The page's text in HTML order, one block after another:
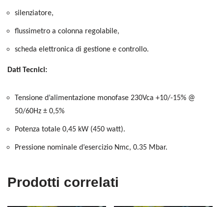
silenziatore,
flussimetro a colonna regolabile,
scheda elettronica di gestione e controllo.
Dati Tecnici:
Tensione d’alimentazione monofase 230Vca +10/-15% @
50/60Hz ± 0,5%
Potenza totale 0,45 kW (450 watt).
Pressione nominale d’esercizio Nmc, 0.35 Mbar.
Prodotti correlati